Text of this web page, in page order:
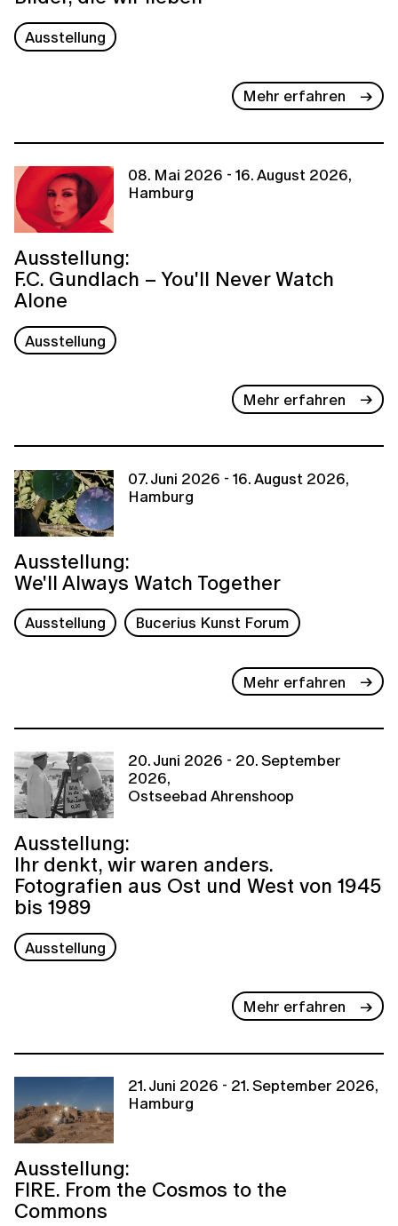
Ausstellung
Mehr erfahren
08. Mai 2026 - 16. August 2026,
Hamburg
Ausstellung:
F.C. Gundlach – You'll Never Watch
Alone
Ausstellung
Mehr erfahren
07. Juni 2026 - 16. August 2026,
Hamburg
Ausstellung:
We'll Always Watch Together
Ausstellung Bucerius Kunst Forum
Mehr erfahren
20. Juni 2026 - 20. September
2026,
Ostseebad Ahrenshoop
Ausstellung:
Ihr denkt, wir waren anders.
Fotografien aus Ost und West von 1945
bis 1989
Ausstellung
Mehr erfahren
21. Juni 2026 - 21. September 2026,
Hamburg
Ausstellung:
FIRE. From the Cosmos to the
Commons